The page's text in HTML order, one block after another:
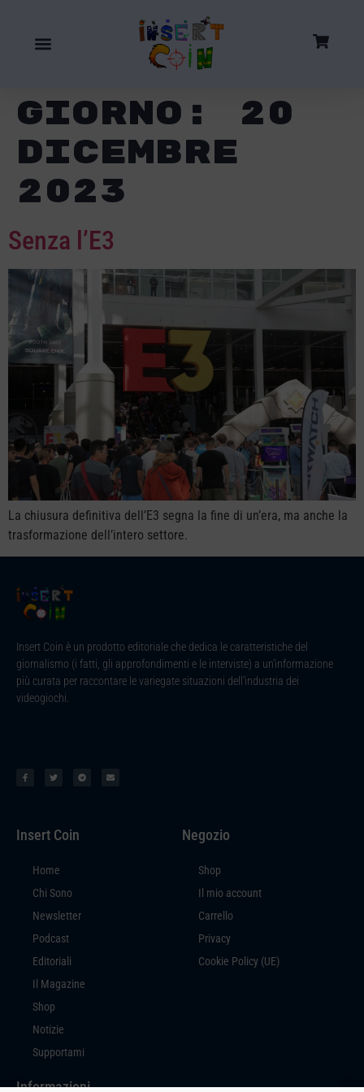
Giorno: 20
Dicembre
2023
Senza l’E3
La chiusura definitiva dell’E3 segna la fine di un’era, ma anche la
trasformazione dell’intero settore.
Insert Coin è un prodotto editoriale che dedica le caratteristiche del
giornalismo (i fatti, gli approfondimenti e le interviste) a un’informazione
più curata per raccontare le variegate situazioni dell’industria dei
videogiochi.
Insert Coin
Home
Chi Sono
Newsletter
Podcast
Editoriali
Il Magazine
Shop
Notizie
Supportami
Negozio
Shop
Il mio account
Carrello
Privacy
Cookie Policy (UE)
Informazioni